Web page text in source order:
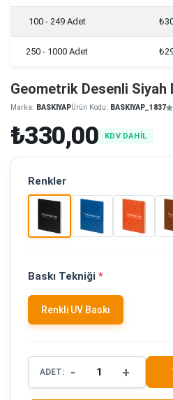
100 - 249 Adet
250 - 1000 Adet
Geometrik Desenli Siyah
Marka: BASKIYAPÜrün Kodu: BASKIYAP_1837
₺330,00 KDV DAHİL
Renkler
Baskı Tekniği *
Renkli UV Baskı
ADET: - +